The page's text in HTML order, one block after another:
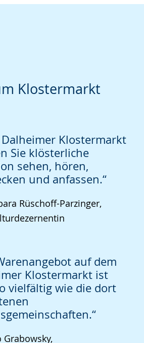
Klostermarkt
Dalheimer Klostermarkt
Sie klösterliche
sehen, hören,
und anfassen.“
Rüschoff-Parzinger,
auf dem
Klostermarkt ist
vielfältig wie die dort
Grabowsky,